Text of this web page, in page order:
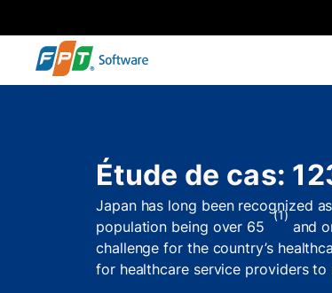
Étude de cas:
Japan has long been recognized
population being over 65
(1)
and
challenge for the country’s
for healthcare service providers